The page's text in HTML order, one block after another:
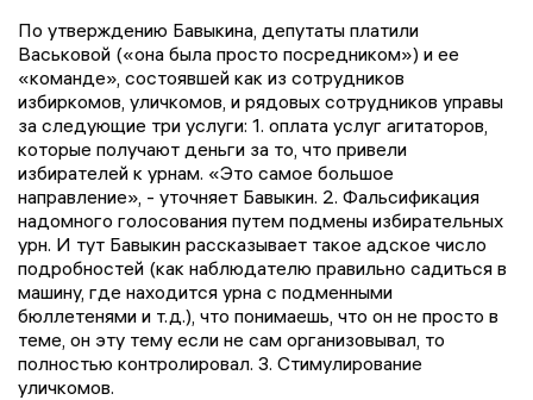
По утверждению Бавыкина, депутаты платили
Васьковой («она была просто посредником») и ее
«команде», состоявшей как из сотрудников
избиркомов, уличкомов, и рядовых сотрудников управы
за следующие три услуги: 1. оплата услуг агитаторов,
которые получают деньги за то, что привели
избирателей к урнам. «Это самое большое
направление», - уточняет Бавыкин. 2. Фальсификация
надомного голосования путем подмены избирательных
урн. И тут Бавыкин рассказывает такое адское число
подробностей (как наблюдателю правильно садиться в
машину, где находится урна с подменными
бюллетенями и т.д.), что понимаешь, что он не просто в
теме, он эту тему если не сам организовывал, то
полностью контролировал. 3. Стимулирование
уличкомов.